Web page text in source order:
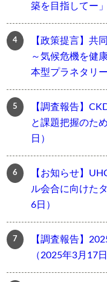
築を目指してー
【政策提言】共
～気候危機を健
本型プラネタリ
【調査報告】
と課題把握のた
日）
【お知らせ】
ル会合に向けた
6日）
【調査報告】
（2025年3月17日